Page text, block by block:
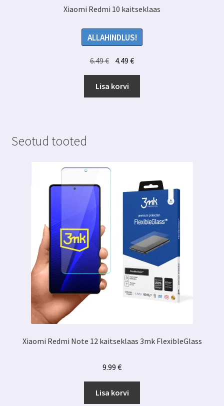
Xiaomi Redmi 10 kaitseklaas
ALLAHINDLUS!
6.49€ Algne
hind
oli:
6.49 €.
4.49€Praegune
hind
4.49 €.
Lisa korvi
Seotud tooted
Xiaomi Redmi Note 12 kaitseklaas 3mk FlexibleGlass
9.99 €
Lisa korvi